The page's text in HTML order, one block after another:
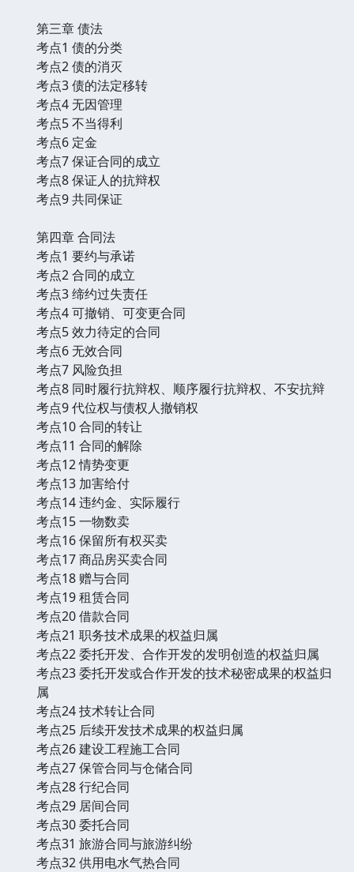
第三章 债法
考点1 债的分类
考点2 债的消灭
考点3 债的法定移转
考点4 无因管理
考点5 不当得利
考点6 定金
考点7 保证合同的成立
考点8 保证人的抗辩权
考点9 共同保证
第四章 合同法
考点1 要约与承诺
考点2 合同的成立
考点3 缔约过失责任
考点4 可撤销、可变更合同
考点5 效力待定的合同
考点6 无效合同
考点7 风险负担
考点8 同时履行抗辩权、顺序履行抗辩权、不安抗辩
考点9 代位权与债权人撤销权
考点10 合同的转让
考点11 合同的解除
考点12 情势变更
考点13 加害给付
考点14 违约金、实际履行
考点15 一物数卖
考点16 保留所有权买卖
考点17 商品房买卖合同
考点18 赠与合同
考点19 租赁合同
考点20 借款合同
考点21 职务技术成果的权益归属
考点22 委托开发、合作开发的发明创造的权益归属
考点23 委托开发或合作开发的技术秘密成果的权益归
属
考点24 技术转让合同
考点25 后续开发技术成果的权益归属
考点26 建设工程施工合同
考点27 保管合同与仓储合同
考点28 行纪合同
考点29 居间合同
考点30 委托合同
考点31 旅游合同与旅游纠纷
考点32 供用电水气热合同